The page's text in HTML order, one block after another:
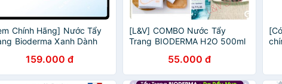
Chính Hãng] Nước Tẩy
Bioderma Xanh Dành
159.000 đ
[L&V] COMBO Nước Tẩy
Trang BIODERMA H2O 500ml
Miếng 3 Loại Mềm Mịn
55.000 đ